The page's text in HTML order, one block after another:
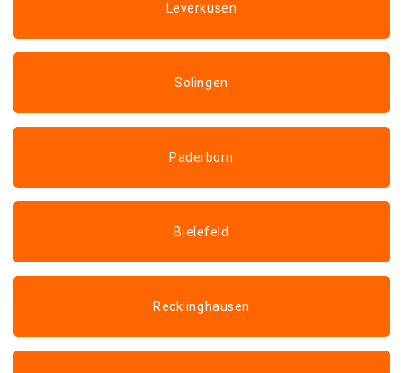
Leverkusen
Solingen
Paderborn
Bielefeld
Recklinghausen